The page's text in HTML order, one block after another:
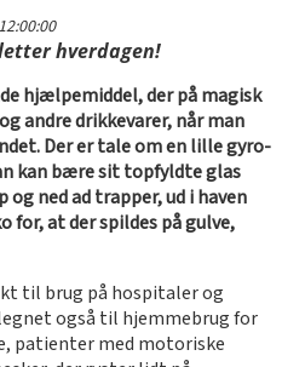
hverdagen!
hjælpemiddel, der på magisk
andre drikkevarer, når man
Der er tale om en lille gyro-
kan bære sit topfyldte glas
ned ad trapper, ud i haven
for, at der spildes på gulve,
til brug på hospitaler og
også til hjemmebrug for
patienter med motoriske